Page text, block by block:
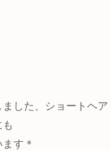
した、ショートヘア
す＊